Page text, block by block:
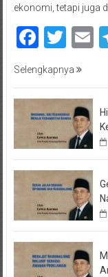
ekonomi, tetapi juga
Selengkapnya